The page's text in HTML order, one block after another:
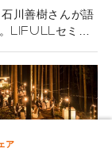
ア
川善樹さんが語
LIFULLセミナ